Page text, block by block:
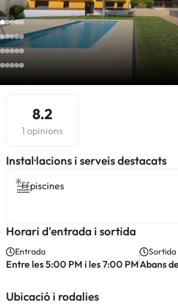
8.2
1 opinions
Instal·lacions i serveis destacats
piscines
Horari d'entrada i sortida
Entrada
Entre les 5:00 PM i les 7:00 PM
Sortida
Abans
Ubicació i rodalies